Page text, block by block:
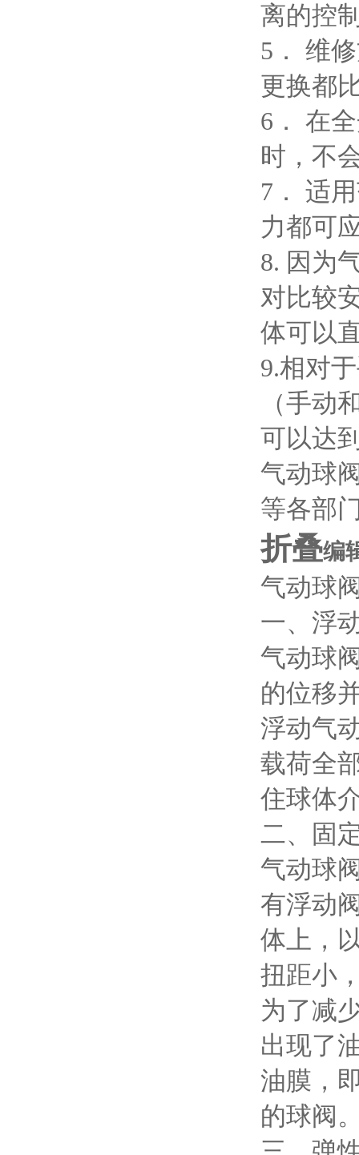
离的控
5． 维
更换都
6． 在
时，不
7． 适
力都可
8. 因为
对比较
体可以
9.相对
（手动
可以达
气动球
等各部
折叠编
气动球
一、浮
气动球
的位移
浮动气
载荷全
住球体
二、固
气动球
有浮动
体上，
扭距小
为了减
出现了
油膜，
的球阀